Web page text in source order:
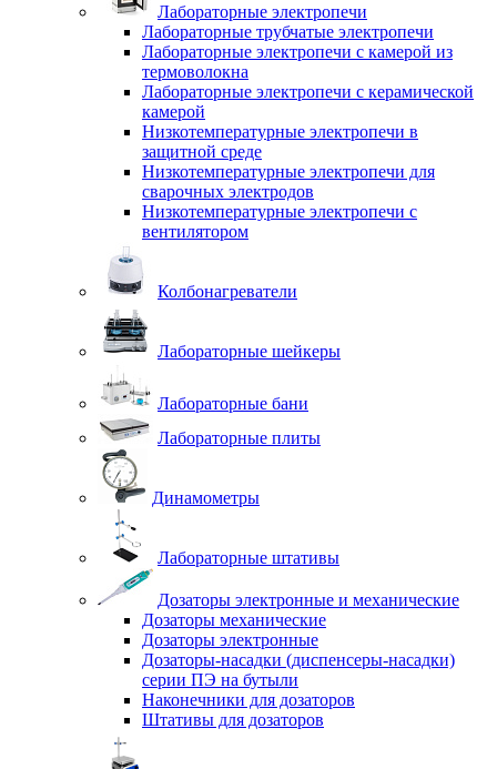
Лабораторные электропечи
Лабораторные трубчатые электропечи
Лабораторные электропечи с камерой из
термоволокна
Лабораторные электропечи с керамической
камерой
Низкотемпературные электропечи в
защитной среде
Низкотемпературные электропечи для
cварочных электродов
Низкотемпературные электропечи с
вентилятором
Колбонагреватели
Лабораторные шейкеры
Лабораторные бани
Лабораторные плиты
Динамометры
Лабораторные штативы
Дозаторы электронные и механические
Дозаторы механические
Дозаторы электронные
Дозаторы-насадки (диспенсеры-насадки)
серии ПЭ на бутыли
Наконечники для дозаторов
Штативы для дозаторов